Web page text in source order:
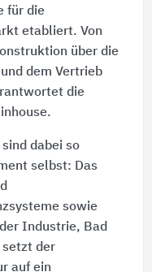
für die
etabliert. Von
über die
dem Vertrieb
die
dabei so
selbst: Das
sowie
Industrie, Bad
setzt der
auf ein